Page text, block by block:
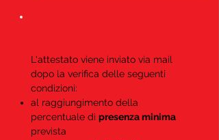
L'attestato viene inviato via mail
dopo la verifica delle seguenti
condizioni:
al raggiungimento della
percentuale di presenza minima
prevista